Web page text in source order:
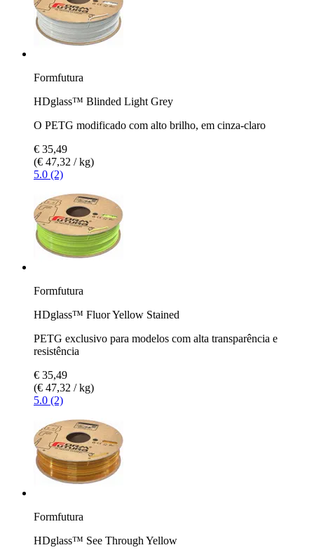
Formfutura
HDglass™ Blinded Light Grey
O PETG modificado com alto brilho, em cinza-claro
€ 35,49
(€ 47,32 / kg)
5.0 (2)
Formfutura
HDglass™ Fluor Yellow Stained
PETG exclusivo para modelos com alta transparência e
resistência
€ 35,49
(€ 47,32 / kg)
5.0 (2)
Formfutura
HDglass™ See Through Yellow